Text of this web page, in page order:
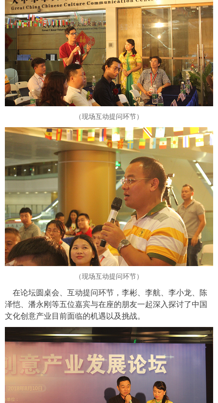
（现场互动提问环节）
（现场互动提问环节）
在论坛圆桌会、互动提问环节，李彬、李航、李小龙、陈
泽恺、潘永刚等五位嘉宾与在座的朋友一起深入探讨了中国
文化创意产业目前面临的机遇以及挑战。